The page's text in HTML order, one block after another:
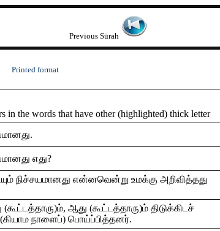
Previous Sūrah
Printed format
in the words that have other (highlighted) thick letter
எது?
நிச்சயமானது என்னவென்று உமக்கு அறிவித்தது
(கூட்டத்தாரு)ம், ஆது (கூட்டத்தாரு)ம் திடுக்கிடச்
நாளைப்) பொய்ப்பித்தனர்.